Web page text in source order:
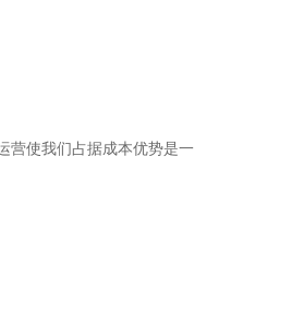
营使我们占据成本优势是一